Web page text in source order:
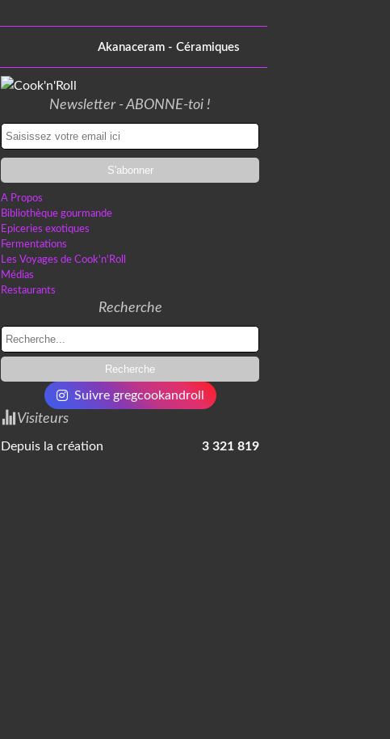
Akanaceram - Céramiques
Newsletter - ABONNE-toi !
A Propos
Bibliothèque gourmande
Epiceries exotiques
Fermentations
Les Voyages de Cook'n'Roll
Médias
Restaurants
Recherche
Suivre gregcookandroll
Visiteurs
Depuis la création 3 321 819